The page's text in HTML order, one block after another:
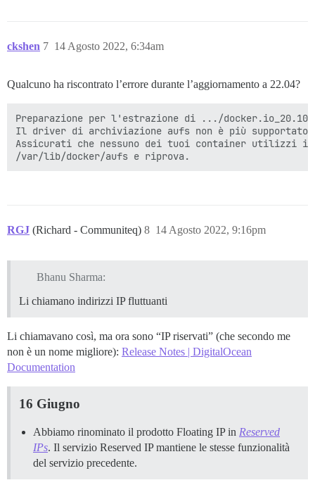
ckshen 14 Agosto 2022, 6:34am
7
Qualcuno ha riscontrato l’errore durante l’aggiornamento a 22.04?
Preparazione per l'estrazione di .../
Il driver di archiviazione aufs non è più supportato.
Assicurati che nessuno dei tuoi container utilizzi
RGJ (Richard - Communiteq) 14 Agosto 2022, 9:16pm
8
Bhanu Sharma:
Li chiamano indirizzi IP fluttuanti
Li chiamavano così, ma ora sono “IP riservati” (che secondo me
non è un nome migliore): Release Notes | DigitalOcean
Documentation
16 Giugno
Abbiamo rinominato il prodotto Floating IP in Reserved
IPs. Il servizio Reserved IP mantiene le stesse funzionalità
del servizio precedente.